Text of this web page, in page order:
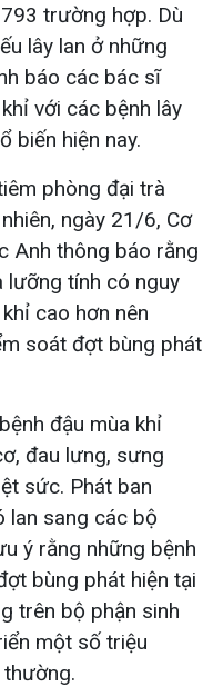
trường hợp. Dù
lây lan ở những
báo các bác sĩ
với các bệnh lây
biến hiện nay.
phòng đại trà
ngày 21/6, Cơ
Anh thông báo rằng
lưỡng tính có nguy
cao hơn nên
soát đợt bùng phát
đậu mùa khỉ
đau lưng, sưng
sức. Phát ban
lan sang các bộ
ý rằng những bệnh
bùng phát hiện tại
trên bộ phận sinh
một số triệu